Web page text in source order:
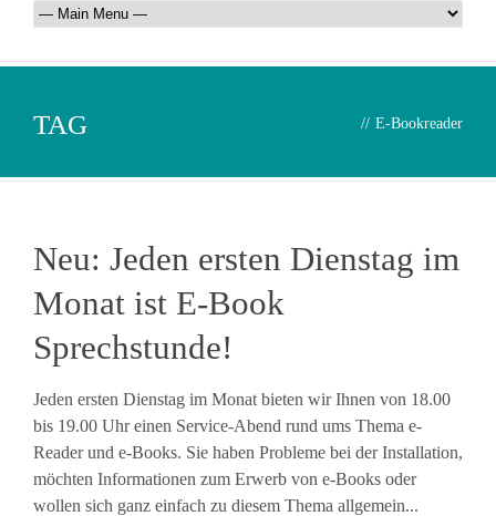
TAG // E-Bookreader
Neu: Jeden ersten Dienstag im
Monat ist E-Book
Sprechstunde!
Jeden ersten Dienstag im Monat bieten wir Ihnen von 18.00
bis 19.00 Uhr einen Service-Abend rund ums Thema e-
Reader und e-Books. Sie haben Probleme bei der Installation,
möchten Informationen zum Erwerb von e-Books oder
wollen sich ganz einfach zu diesem Thema allgemein...